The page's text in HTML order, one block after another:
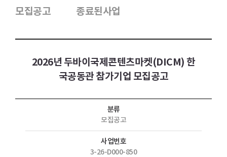
모집공고
종료된사업
2026년 두바이국제콘텐츠마켓(DICM) 한
국공동관 참가기업 모집공고
분류
모집공고
사업번호
3-26-D000-850